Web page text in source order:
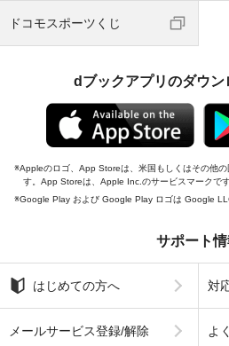
ドコモスポーツくじ
dブックアプリのダウン
Appleのロゴ、App Storeは、米国もしくはその他
す。App Storeは、Apple Inc.のサービスマークです
Google Play および Google Play ロゴは Google
サポート情
はじめての方へ 対
メールサービス登録/解除 よ